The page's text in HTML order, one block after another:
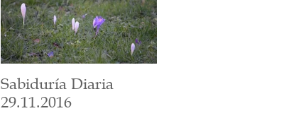
Sabiduría Diaria
29.11.2016